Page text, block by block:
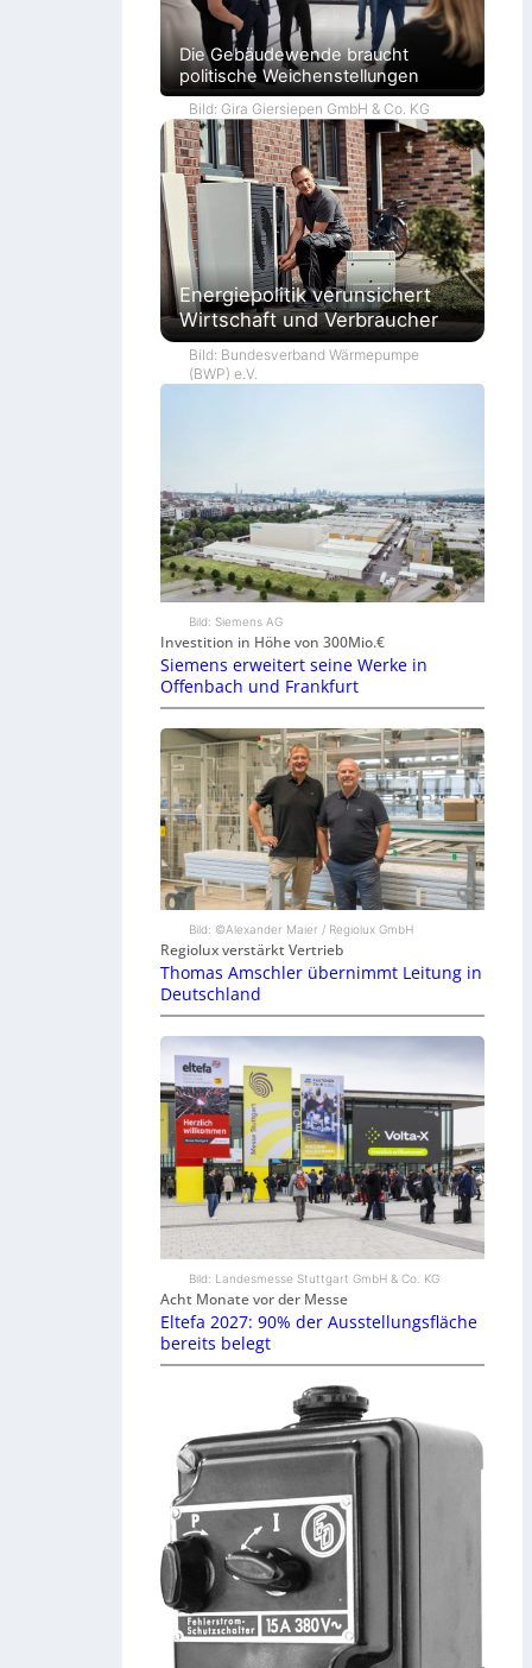
Die Gebäudewende braucht
politische Weichenstellungen
Bild: Gira Giersiepen GmbH & Co. KG
Energiepolitik verunsichert
Wirtschaft und Verbraucher
Bild: Bundesverband Wärmepumpe
(BWP) e.V.
Bild: Siemens AG
Investition in Höhe von 300Mio.€
Siemens erweitert seine Werke in
Offenbach und Frankfurt
Bild: ©Alexander Maier / Regiolux GmbH
Regiolux verstärkt Vertrieb
Thomas Amschler übernimmt Leitung in
Deutschland
Bild: Landesmesse Stuttgart GmbH & Co. KG
Acht Monate vor der Messe
Eltefa 2027: 90% der Ausstellungsfläche
bereits belegt